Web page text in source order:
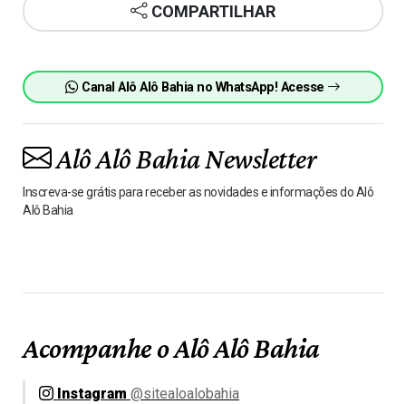
COMPARTILHAR
Canal Alô Alô Bahia no WhatsApp! Acesse
Alô Alô Bahia Newsletter
Inscreva-se grátis para receber as novidades e informações do Alô
Alô Bahia
Acompanhe o Alô Alô Bahia
Instagram @sitealoalobahia